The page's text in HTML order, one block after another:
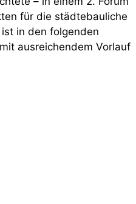
für die städtebauliche
in den folgenden
ausreichendem Vorlauf